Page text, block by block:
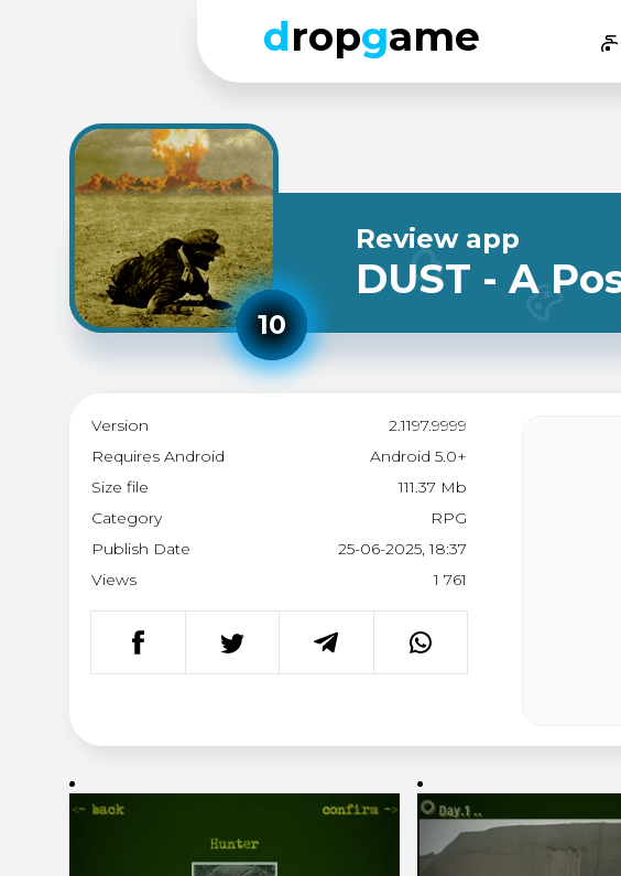
dropgame
10
Review app
DUST - A
Version
2.1197.9999
Requires Android
Android 5.0+
Size file
111.37 Mb
Category
RPG
Publish Date
25-06-2025, 18:37
Views
1 761